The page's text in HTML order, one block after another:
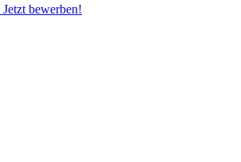
bewerben!